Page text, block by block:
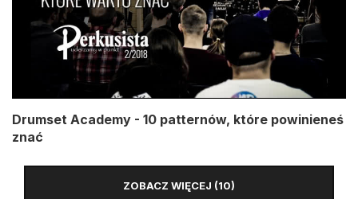
Drumset Academy - 10 patternów, które powinieneś
znać
ZOBACZ WIĘCEJ (10)